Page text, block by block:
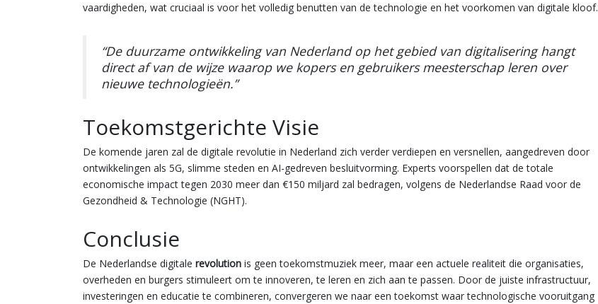
vaardigheden, wat cruciaal is voor het volledig benutten van de technologie en het voorkomen van digitale kloof.
“De duurzame ontwikkeling van Nederland op het gebied van digitalisering hangt
direct af van de wijze waarop we kopers en gebruikers meesterschap leren over
nieuwe technologieën.”
Toekomstgerichte Visie
De komende jaren zal de digitale revolutie in Nederland zich verder verdiepen en versnellen, aangedreven door
ontwikkelingen als 5G, slimme steden en AI-gedreven besluitvorming. Experts voorspellen dat de totale
economische impact tegen 2030 meer dan €150 miljard zal bedragen, volgens de Nederlandse Raad voor de
Gezondheid & Technologie (NGHT).
Conclusie
De Nederlandse digitale revolution is geen toekomstmuziek meer, maar een actuele realiteit die organisaties,
overheden en burgers stimuleert om te innoveren, te leren en zich aan te passen. Door de juiste infrastructuur,
investeringen en educatie te combineren, convergeren we naar een toekomst waar technologische vooruitgang